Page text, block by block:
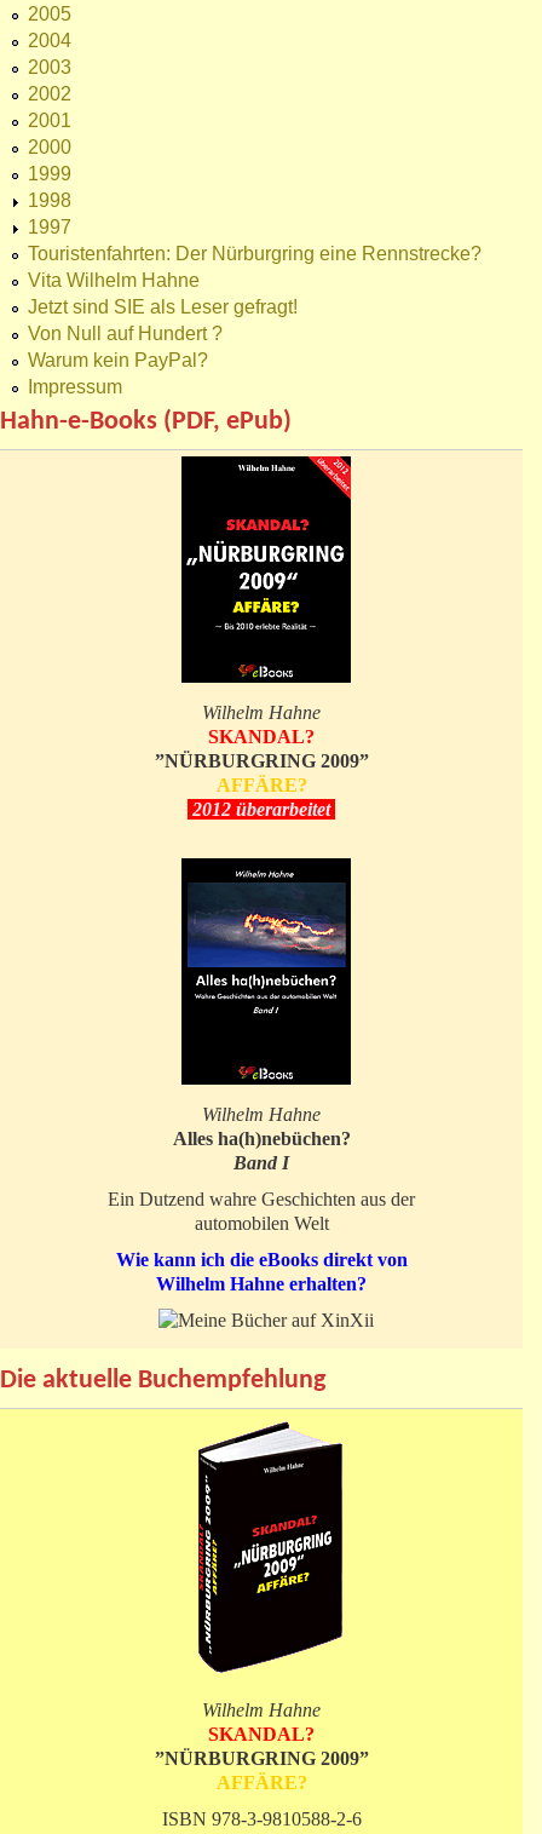
2005
2004
2003
2002
2001
2000
1999
1998
1997
Touristenfahrten: Der Nürburgring eine Rennstrecke?
Vita Wilhelm Hahne
Jetzt sind SIE als Leser gefragt!
Von Null auf Hundert ?
Warum kein PayPal?
Impressum
Hahn-e-Books (PDF, ePub)
Wilhelm Hahne
SKANDAL?
”NÜRBURGRING 2009”
AFFÄRE?
2012 überarbeitet
Wilhelm Hahne
Alles ha(h)nebüchen?
Band I
Ein Dutzend wahre Geschichten aus der
automobilen Welt
Wie kann ich die eBooks direkt von
Wilhelm Hahne erhalten?
Die aktuelle Buchempfehlung
Wilhelm Hahne
SKANDAL?
”NÜRBURGRING 2009”
AFFÄRE?
ISBN 978-3-9810588-2-6